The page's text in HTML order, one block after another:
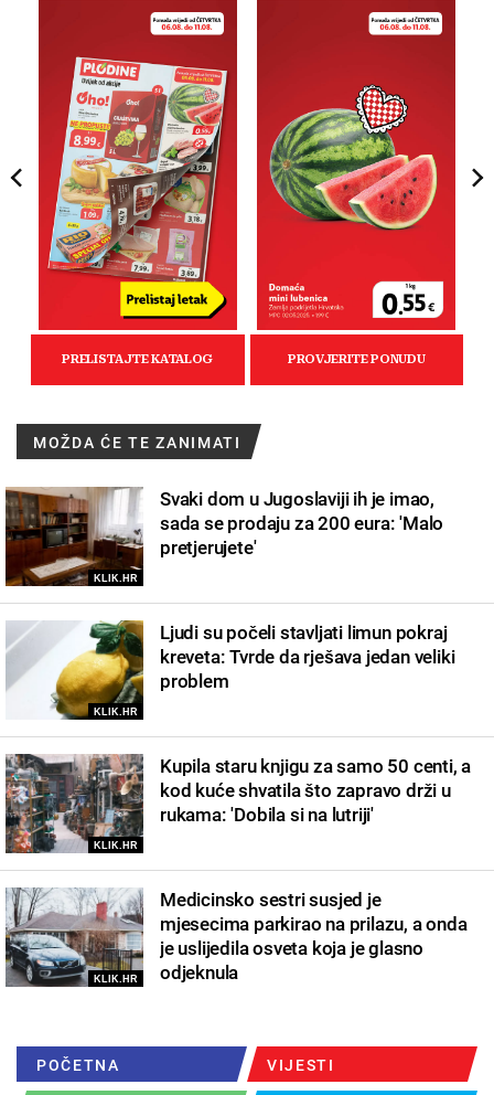
MOŽDA ĆE TE ZANIMATI
KLIK.HR
Svaki dom u Jugoslaviji ih je imao,
sada se prodaju za 200 eura: 'Malo
pretjerujete'
KLIK.HR
Ljudi su počeli stavljati limun pokraj
kreveta: Tvrde da rješava jedan veliki
problem
KLIK.HR
Kupila staru knjigu za samo 50 centi, a
kod kuće shvatila što zapravo drži u
rukama: 'Dobila si na lutriji'
KLIK.HR
Medicinsko sestri susjed je
mjesecima parkirao na prilazu, a onda
je uslijedila osveta koja je glasno
odjeknula
POČETNA VIJESTI